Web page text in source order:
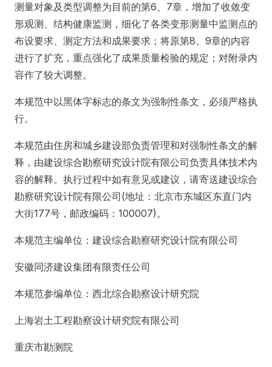
测量对象及类型调整为目前的第6、7章，增加了收敛变
形观测、结构健康监测，细化了各类变形测量中监测点的
布设要求、测定方法和成果要求；将原第8、9章的内容
进行了扩充，重点强化了成果质量检验的规定；对附录内
容作了较大调整。
本规范中以黑体字标志的条文为强制性条文，必须严格执
行。
本规范由住房和城乡建设部负责管理和对强制性条文的解
释，由建设综合勘察研究设计院有限公司负责具体技术内
容的解释。执行过程中如有意见或建议，请寄送建设综合
勘察研究设计院有限公司(地址：北京市东城区东直门内
大街177号，邮政编码：100007)。
本规范主编单位：建设综合勘察研究设计院有限公司
安徽同济建设集团有限责任公司
本规范参编单位：西北综合勘察设计研究院
上海岩土工程勘察设计研究院有限公司
重庆市勘测院